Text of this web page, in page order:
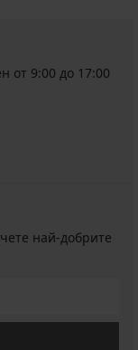
от 9:00 до 17:00
най-добрите